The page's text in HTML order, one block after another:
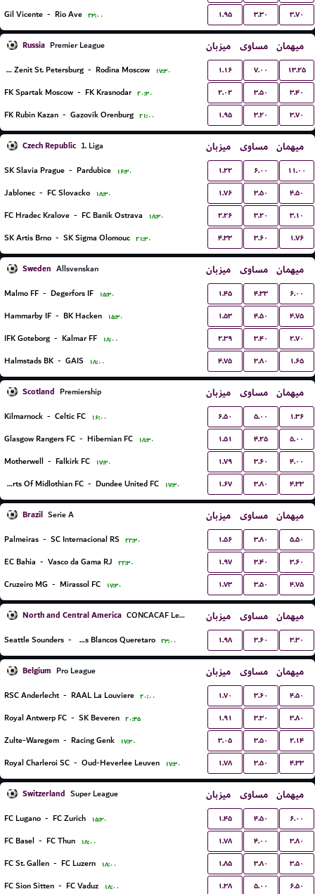
Gil Vicente - Rio Ave ۲۳:۰۰ ۱.۹۵ ۳.۳۰ ۳.۷۰
Russia Premier League میزبان مساوی میهمان
FK Zenit St. Petersburg - Rodina Moscow ۱۷:۳۰ ۱.۱۶ ۷.۰۰ ۱۳.۲۵
FK Spartak Moscow - FK Krasnodar ۲۰:۳۰ ۲.۰۲ ۳.۵۰ ۳.۴۰
FK Rubin Kazan - Gazovik Orenburg ۲۱:۰۰ ۱.۹۵ ۳.۲۰ ۳.۷۰
Czech Republic 1. Liga میزبان مساوی میهمان
SK Slavia Prague - Pardubice ۱۶:۳۰ ۱.۲۲ ۶.۰۰ ۱۱.۰۰
Jablonec - FC Slovacko ۱۸:۳۰ ۱.۷۶ ۳.۵۰ ۴.۵۰
FC Hradec Kralove - FC Banik Ostrava ۱۸:۳۰ ۲.۲۶ ۳.۲۰ ۳.۱۰
SK Artis Brno - SK Sigma Olomouc ۲۱:۳۰ ۴.۳۳ ۳.۶۰ ۱.۷۶
Sweden Allsvenskan میزبان مساوی میهمان
Malmo FF - Degerfors IF ۱۵:۳۰ ۱.۴۵ ۴.۳۳ ۶.۰۰
Hammarby IF - BK Hacken ۱۵:۳۰ ۱.۵۳ ۴.۵۰ ۴.۷۵
IFK Goteborg - Kalmar FF ۱۸:۰۰ ۲.۳۹ ۳.۴۰ ۲.۷۰
Halmstads BK - GAIS ۱۸:۰۰ ۴.۷۵ ۳.۸۰ ۱.۶۵
Scotland Premiership میزبان مساوی میهمان
Kilmarnock - Celtic FC ۱۶:۰۰ ۶.۵۰ ۵.۰۰ ۱.۳۶
Glasgow Rangers FC - Hibernian FC ۱۸:۳۰ ۱.۵۱ ۴.۲۵ ۵.۰۰
Motherwell - Falkirk FC ۱۷:۳۰ ۱.۷۹ ۳.۶۰ ۴.۰۰
Hearts Of Midlothian FC - Dundee United FC ۱۷:۳۰ ۱.۶۷ ۳.۸۰ ۴.۳۳
Brazil Serie A میزبان مساوی میهمان
Palmeiras - SC Internacional RS ۲۲:۳۰ ۱.۵۶ ۳.۸۰ ۵.۵۰
EC Bahia - Vasco da Gama RJ ۲۲:۳۰ ۱.۹۷ ۳.۴۰ ۳.۶۰
Cruzeiro MG - Mirassol FC ۱۷:۳۰ ۱.۷۳ ۳.۵۰ ۴.۷۵
North and Central America CONCACAF Leagues Cup میزبان مساوی میهمان
Seattle Sounders - Gallos Blancos Queretaro ۲۳:۰۰ ۱.۹۸ ۳.۶۰ ۳.۳۰
Belgium Pro League میزبان مساوی میهمان
RSC Anderlecht - RAAL La Louviere ۲۰:۰۰ ۱.۷۰ ۳.۶۰ ۴.۵۰
Royal Antwerp FC - SK Beveren ۲۰:۴۵ ۱.۹۱ ۳.۳۰ ۳.۸۰
Zulte-Waregem - Racing Genk ۱۷:۳۰ ۳.۰۵ ۳.۵۰ ۲.۱۴
Royal Charleroi SC - Oud-Heverlee Leuven ۱۷:۳۰ ۱.۷۸ ۳.۵۰ ۴.۳۳
Switzerland Super League میزبان مساوی میهمان
FC Lugano - FC Zurich ۱۵:۳۰ ۱.۴۵ ۴.۵۰ ۶.۰۰
FC Basel - FC Thun ۱۸:۰۰ ۱.۷۸ ۴.۰۰ ۳.۸۰
FC St. Gallen - FC Luzern ۱۸:۰۰ ۱.۸۵ ۳.۸۰ ۳.۵۰
FC Sion Sitten - FC Vaduz ۱۸:۰۰ ۱.۳۸ ۵.۰۰ ۶.۵۰